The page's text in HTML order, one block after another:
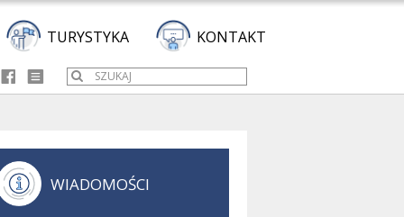
TURYSTYKA KONTAKT
WIADOMOŚCI